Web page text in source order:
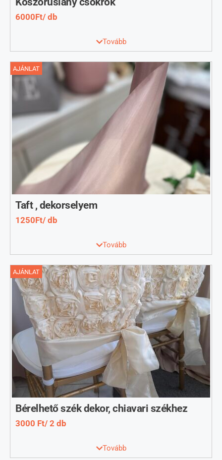
6000Ft/ db
Tovább
AJÁNLAT
Taft , dekorselyem
1250Ft/ db
Tovább
AJÁNLAT
Bérelhető szék dekor, chiavari székhez
3000 Ft/ 2 db
Tovább